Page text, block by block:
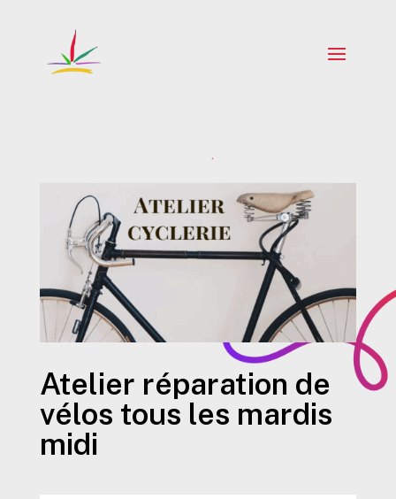
Atelier réparation de
vélos tous les mardis
midi